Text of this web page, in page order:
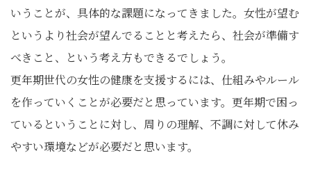
いうことが、具体的な課題になってきました。女性が望む
というより社会が望んでることと考えたら、社会が準備す
べきこと、という考え方もできるでしょう。
更年期世代の女性の健康を支援するには、仕組みやルール
を作っていくことが必要だと思っています。更年期で困っ
ているということに対し、周りの理解、不調に対して休み
やすい環境などが必要だと思います。